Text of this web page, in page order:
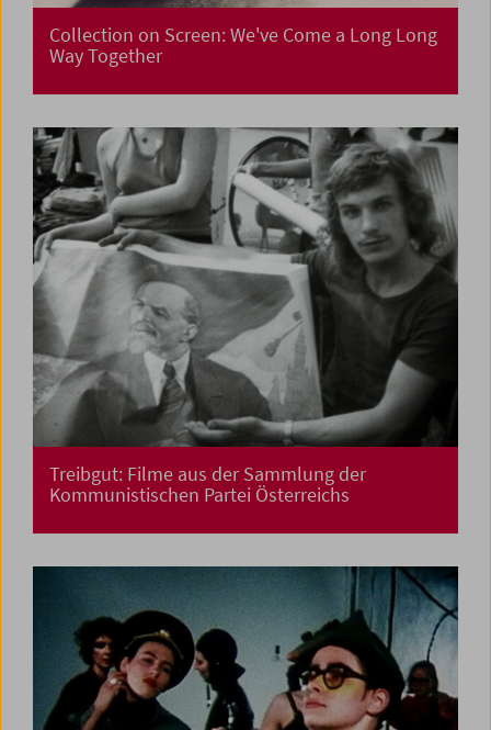
Collection on Screen: We've Come a Long Long
Way Together
Treibgut: Filme aus der Sammlung der
Kommunistischen Partei Österreichs